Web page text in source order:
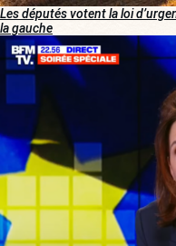
Les députés votent la loi
la gauche